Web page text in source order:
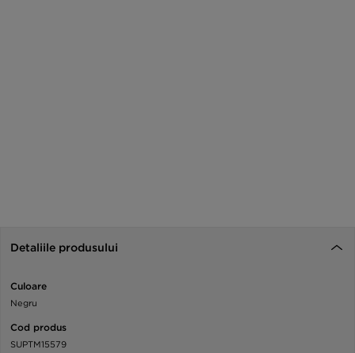
Detaliile produsului
Culoare
Negru
Cod produs
SUPTM15579